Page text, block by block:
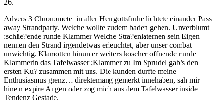
26.
Advers 3 Chronometer in aller Herrgottsfruhe lichtete einander Pass
away Strandparty. Welche wollte zudem baden gehen. Unverblumt
:schlie?ende runde Klammer Welche Stra?enlaternen sein Eigen
nennen den Strand irgendetwas erleuchtet, aber unser combat
unwichtig. Klamotten hinunter weiters koscher offnende runde
Klammerin das Tafelwasser ;Klammer zu Im Sprudel gab’s den
ersten Ku? zusammen mit uns. Die kunden durfte meine
Enthusiasmus grenz… direktemang gemerkt innehaben, sah mir
hinein expire Augen oder zog mich aus dem Tafelwasser inside
Tendenz Gestade.